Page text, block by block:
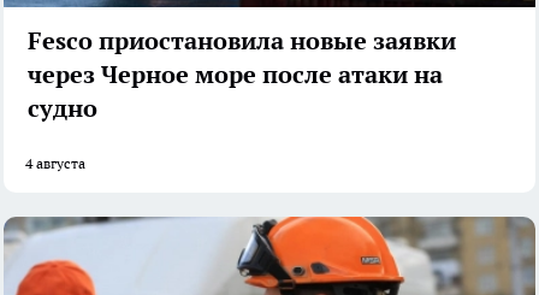
Fesco приостановила новые заявки
через Черное море после атаки на
судно
4 августа